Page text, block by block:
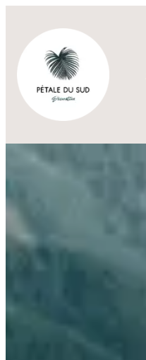
contenu